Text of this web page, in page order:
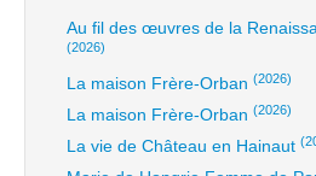
Au fil des œuvres de la
(2026)
La maison Frère-Orban (2026)
La maison Frère-Orban (2026)
La vie de Château en Hainaut